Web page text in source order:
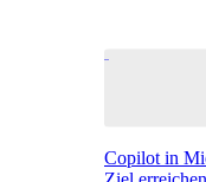
Copilot in